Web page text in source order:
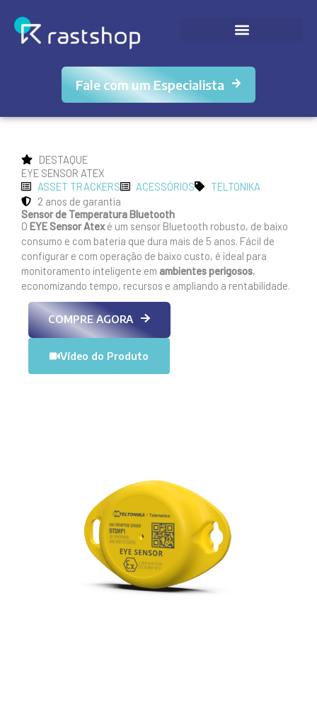
para
Fale com um Especialista
DESTAQUE
EYE SENSOR ATEX
ASSET TRACKERS
ACESSÓRIOS
TELTONIKA
2 anos de garantia
Sensor de Temperatura Bluetooth
O EYE SensorAtexé um sensor Bluetooth robusto, de baixo
consumo e com bateria que dura mais de 5 anos. Fácil de
configurar e com operação de baixo custo, é ideal para
monitoramento inteligente em ambientes perigosos,
economizando tempo, recursos e ampliando a rentabilidade.
COMPRE AGORA
Vídeo do Produto